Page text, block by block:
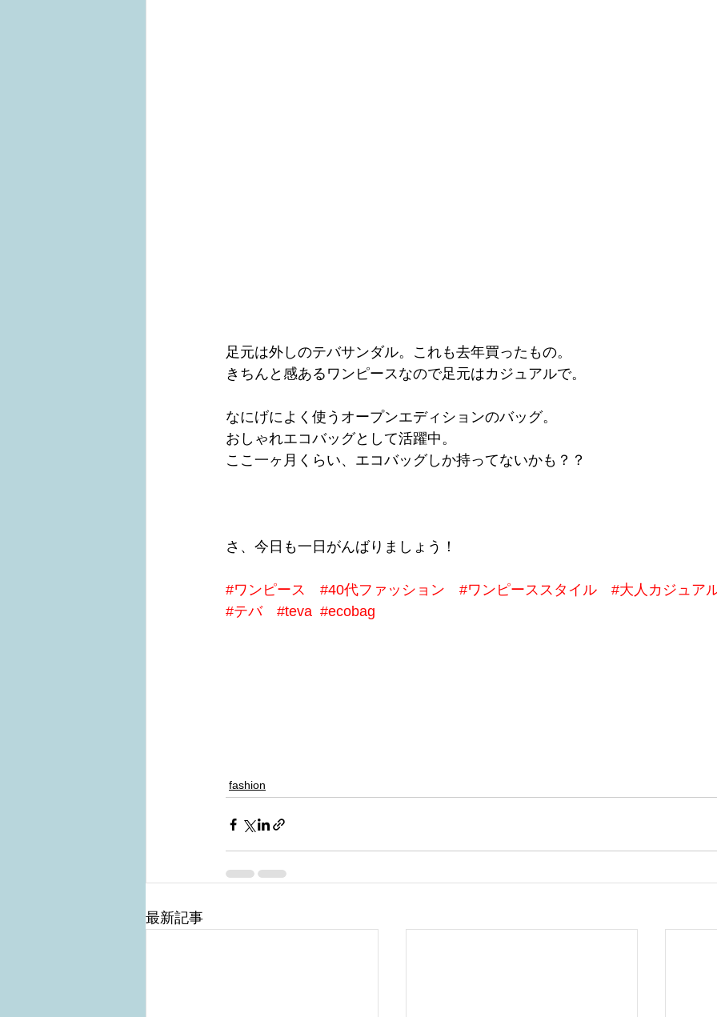
足元は外しのテバサンダル。これも去年買ったもの。
きちんと感あるワンピースなので足元はカジュアルで。
なにげによく使うオープンエディションのバッグ。
おしゃれエコバッグとして活躍中。
ここ一ヶ月くらい、エコバッグしか持ってないかも？？
さ、今日も一日がんばりましょう！
#ワンピース #40代ファッション #ワンピーススタイル
#大人カジュア
#テバ
#teva #ecobag
fashion
最新記事